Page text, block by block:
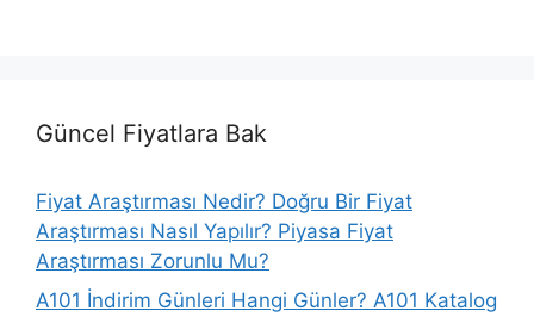
Güncel Fiyatlara Bak
Fiyat Araştırması Nedir? Doğru Bir Fiyat
Araştırması Nasıl Yapılır? Piyasa Fiyat
Araştırması Zorunlu Mu?
A101 İndirim Günleri Hangi Günler? A101 Katalog